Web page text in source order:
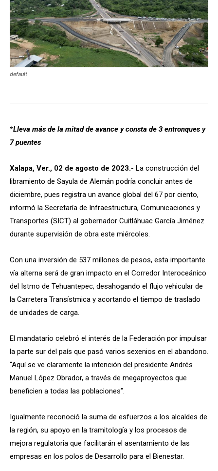
default
*Lleva más de la mitad de avance y consta de 3 entronques y
7 puentes
Xalapa, Ver., 02 de agosto de 2023.- La construcción del
libramiento de Sayula de Alemán podría concluir antes de
diciembre, pues registra un avance global del 67 por ciento,
informó la Secretaría de Infraestructura, Comunicaciones y
Transportes (SICT) al gobernador Cuitláhuac García Jiménez
durante supervisión de obra este miércoles.
Con una inversión de 537 millones de pesos, esta importante
vía alterna será de gran impacto en el Corredor Interoceánico
del Istmo de Tehuantepec, desahogando el flujo vehicular de
la Carretera Transístmica y acortando el tiempo de traslado
de unidades de carga.
El mandatario celebró el interés de la Federación por impulsar
la parte sur del país que pasó varios sexenios en el abandono.
“Aquí se ve claramente la intención del presidente Andrés
Manuel López Obrador, a través de megaproyectos que
beneficien a todas las poblaciones”.
Igualmente reconoció la suma de esfuerzos a los alcaldes de
la región, su apoyo en la tramitología y los procesos de
mejora regulatoria que facilitarán el asentamiento de las
empresas en los polos de Desarrollo para el Bienestar.